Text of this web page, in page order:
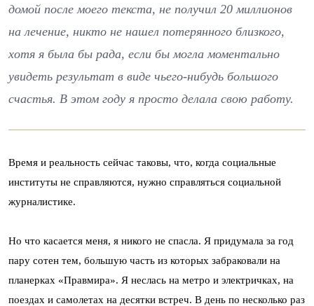
домой после моего текста, не получил 20 миллионов
на лечение, никто не нашел потерянного близкого,
хотя я была бы рада, если бы могла моментально
увидеть результат в виде чьего-нибудь большого
счастья. В этом году я просто делала свою работу.
Время и реальность сейчас таковы, что, когда социальные
институты не справляются, нужно справляться социальной
журналистике.
Но что касается меня, я никого не спасла. Я придумала за год
пару сотен тем, большую часть из которых забраковали на
планерках «Правмира». Я неслась на метро и электричках, на
поездах и самолетах на десятки встреч. В день по несколько раз